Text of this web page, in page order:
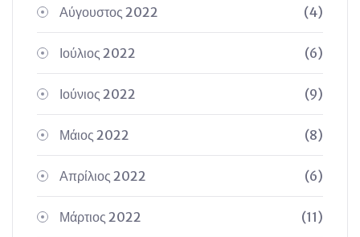
Αύγουστος 2022 (4)
Ιούλιος 2022 (6)
Ιούνιος 2022 (9)
Μάιος 2022 (8)
Απρίλιος 2022 (6)
Μάρτιος 2022 (11)